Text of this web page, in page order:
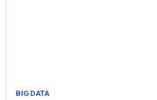
BIG DATA